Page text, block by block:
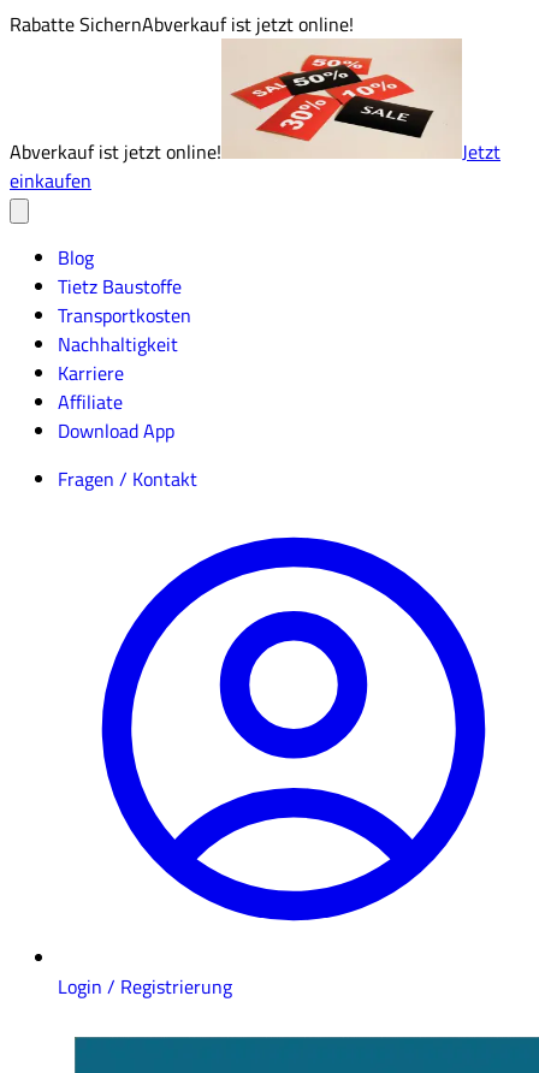
Rabatte SichernAbverkauf ist jetzt online!
Abverkauf ist jetzt online!
Jetzt
einkaufen
Blog
Tietz Baustoffe
Transportkosten
Nachhaltigkeit
Karriere
Affiliate
Download App
Fragen / Kontakt
Login / Registrierung